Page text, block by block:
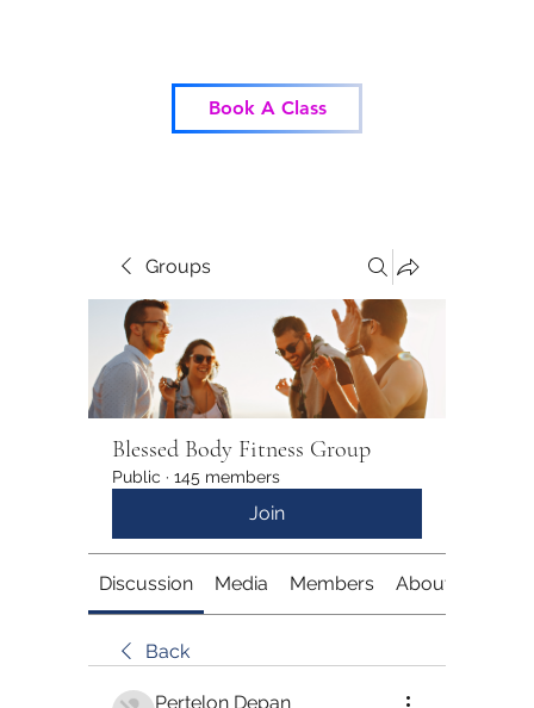
Book A Class
Groups
Blessed Body Fitness Group
Public · 145 members
Join
Discussion Media Members About
Back
Pertelon Depan